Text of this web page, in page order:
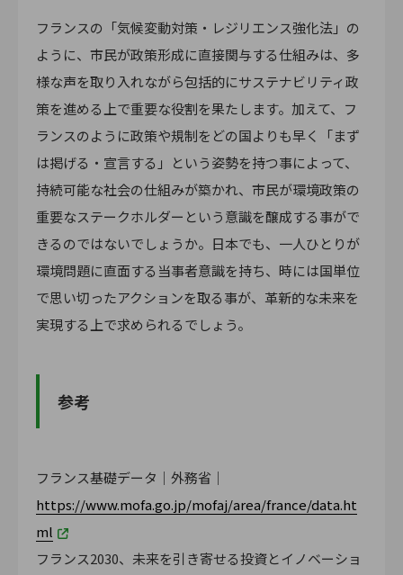
フランスの「気候変動対策・レジリエンス強化法」の
ように、市民が政策形成に直接関与する仕組みは、多
様な声を取り入れながら包括的にサステナビリティ政
策を進める上で重要な役割を果たします。加えて、フ
ランスのように政策や規制をどの国よりも早く「まず
は掲げる・宣言する」という姿勢を持つ事によって、
持続可能な社会の仕組みが築かれ、市民が環境政策の
重要なステークホルダーという意識を醸成する事がで
きるのではないでしょうか。日本でも、一人ひとりが
環境問題に直面する当事者意識を持ち、時には国単位
で思い切ったアクションを取る事が、革新的な未来を
実現する上で求められるでしょう。
参考
フランス基礎データ｜外務省｜
https://www.mofa.go.jp/mofaj/area/france/data.ht
ml
フランス2030、未来を引き寄せる投資とイノベーショ